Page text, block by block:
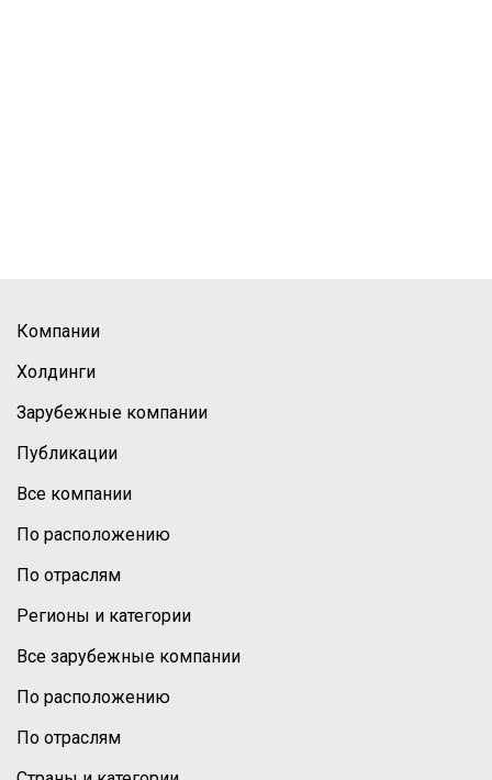
Компании
Холдинги
Зарубежные компании
Публикации
Все компании
По расположению
По отраслям
Регионы и категории
Все зарубежные компании
По расположению
По отраслям